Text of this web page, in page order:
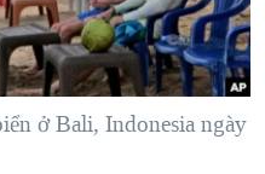
'BÊN THẮNG CUỘC'
ở Bali, Indonesia ngày